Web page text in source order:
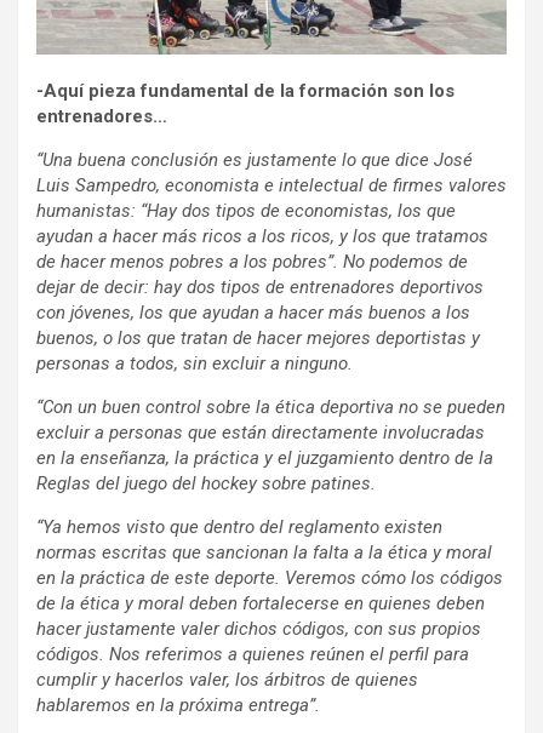
-Aquí pieza fundamental de la formación son los
entrenadores…
“Una buena conclusión es justamente lo que dice José
Luis Sampedro, economista e intelectual de firmes valores
humanistas: “Hay dos tipos de economistas, los que
ayudan a hacer más ricos a los ricos, y los que tratamos
de hacer menos pobres a los pobres”. No podemos de
dejar de decir: hay dos tipos de entrenadores deportivos
con jóvenes, los que ayudan a hacer más buenos a los
buenos, o los que tratan de hacer mejores deportistas y
personas a todos, sin excluir a ninguno.
“Con un buen control sobre la ética deportiva no se pueden
excluir a personas que están directamente involucradas
en la enseñanza, la práctica y el juzgamiento dentro de la
Reglas del juego del hockey sobre patines.
“Ya hemos visto que dentro del reglamento existen
normas escritas que sancionan la falta a la ética y moral
en la práctica de este deporte. Veremos cómo los códigos
de la ética y moral deben fortalecerse en quienes deben
hacer justamente valer dichos códigos, con sus propios
códigos. Nos referimos a quienes reúnen el perfil para
cumplir y hacerlos valer, los árbitros de quienes
hablaremos en la próxima entrega”.